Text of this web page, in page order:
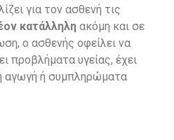
για τον ασθενή τις
κατάλληλη ακόμη και σε
ο ασθενής οφείλει να
προβλήματα υγείας, έχει
αγωγή ή συμπληρώματα